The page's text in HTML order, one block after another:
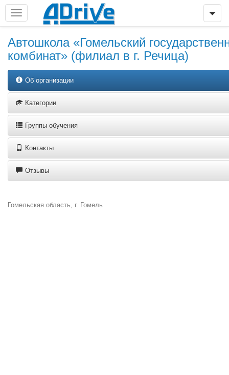
Автошкола «Гомельский
комбинат» (филиал в г. Речица)
Об организации
Категории
Группы обучения
Контакты
Отзывы
Гомельская область, г. Гомель